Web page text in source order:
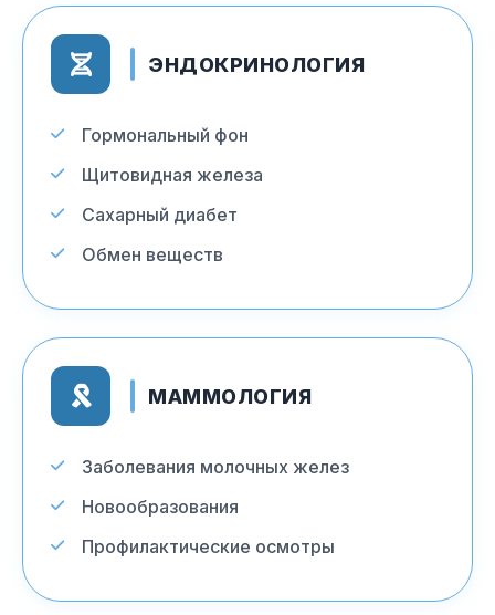
ЭНДОКРИНОЛОГИЯ
Гормональный фон
Щитовидная железа
Сахарный диабет
Обмен веществ
МАММОЛОГИЯ
Заболевания молочных желез
Новообразования
Профилактические осмотры